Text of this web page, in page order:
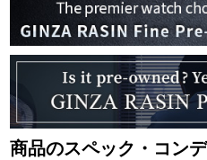
ご利用
GINZA RASINのプレミアムク
送料・お支払方法
商品のスペック・コン